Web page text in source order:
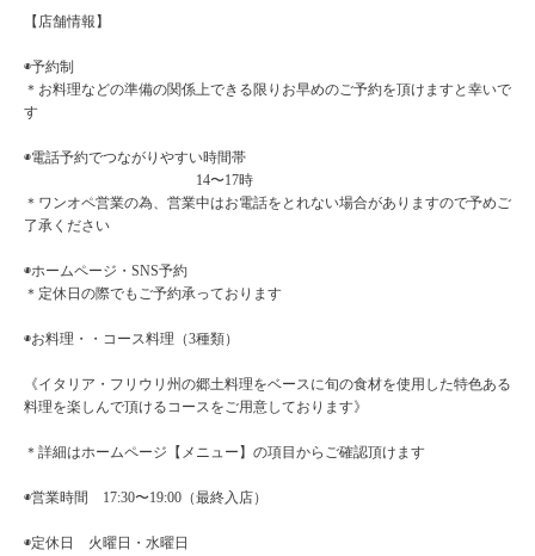
【店舗情報】
◉予約制
＊お料理などの準備の関係上できる限りお早めのご予約を頂けますと幸いで
す
◉電話予約でつながりやすい時間帯
14〜17時
＊ワンオペ営業の為、営業中はお電話をとれない場合がありますので予めご
了承ください
◉ホームページ・SNS予約
＊定休日の際でもご予約承っております
◉お料理・・コース料理（3種類）
《イタリア・フリウリ州の郷土料理をベースに旬の食材を使用した特色ある
料理を楽しんで頂けるコースをご用意しております》
＊詳細はホームページ【メニュー】の項目からご確認頂けます
◉営業時間 17:30〜19:00（最終入店）
◉定休日 火曜日・水曜日